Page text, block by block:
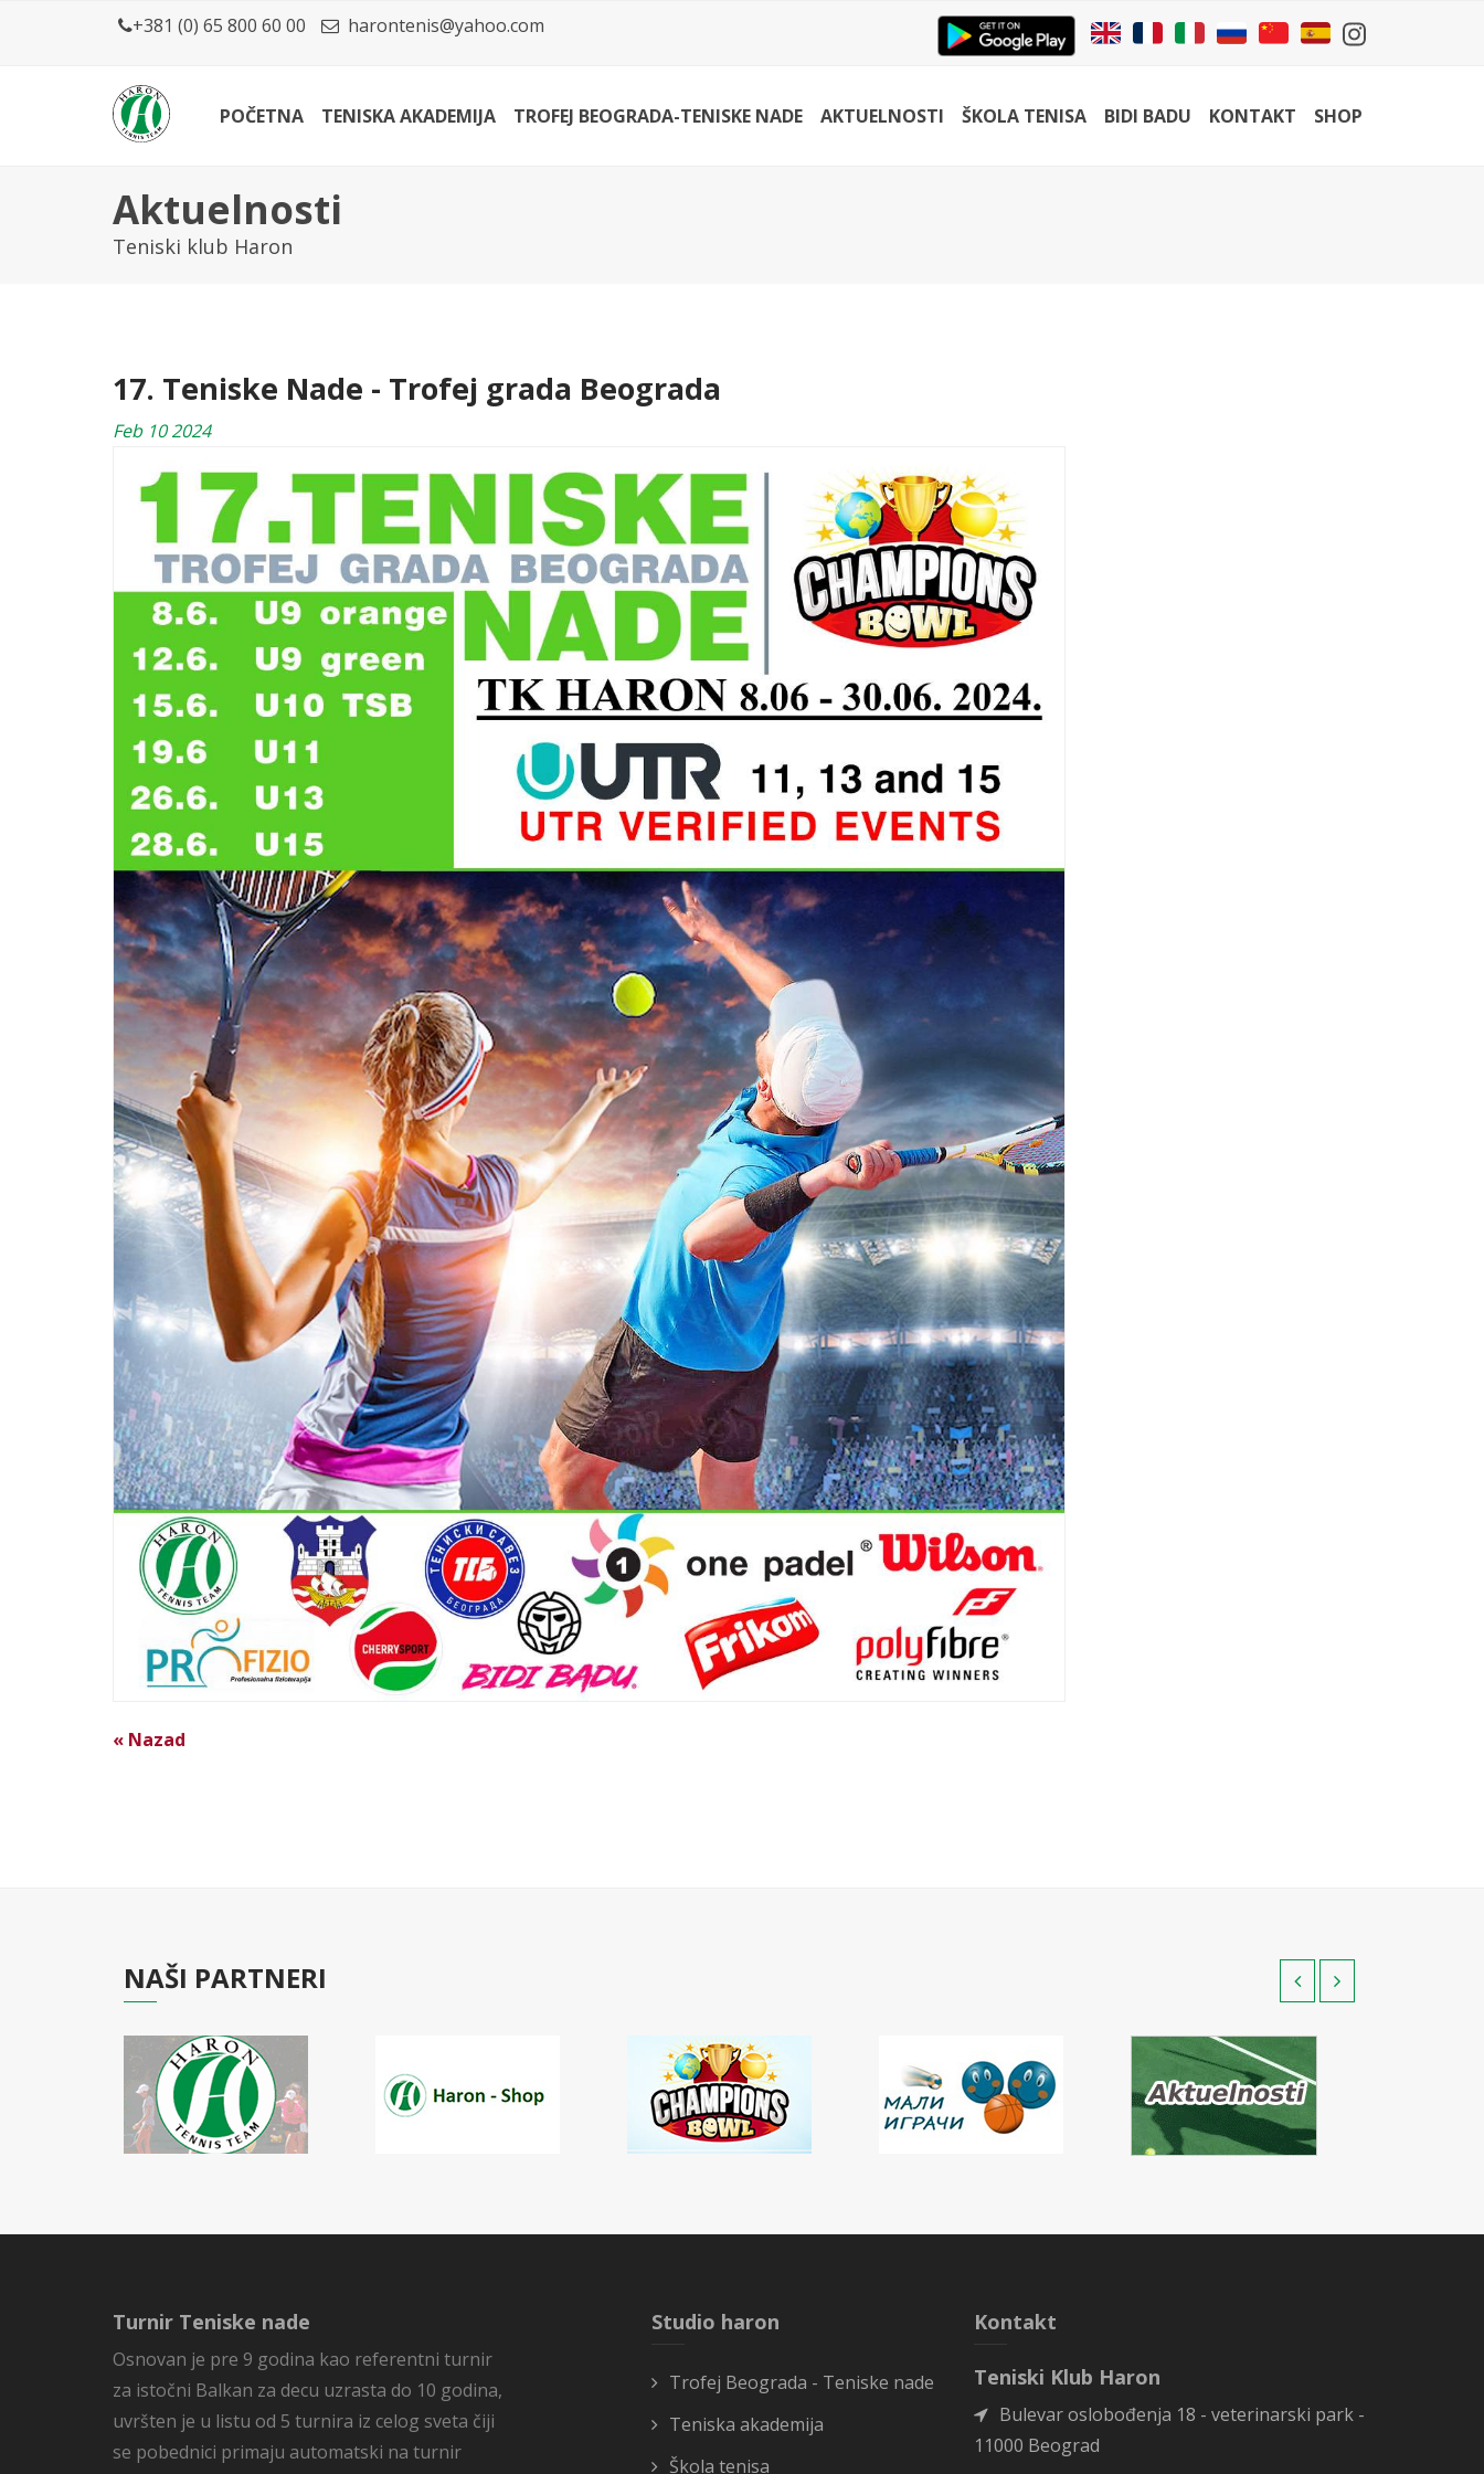
+381 (0) 65 800 60 00 harontenis@yahoo.com
POČETNA TENISKA AKADEMIJA TROFEJ BEOGRADA-TENISKE NADE AKTUELNOSTI ŠKOLA TENISA BIDI BADU KONTAKT SHOP
Aktuelnosti
Teniski klub Haron
17. Teniske Nade - Trofej grada Beograda
Feb 10 2024
« Nazad
NAŠI PARTNERI
Turnir Teniske nade
Osnovan je pre 9 godina kao referentni turnir
za istočni Balkan za decu uzrasta do 10 godina,
uvršten je u listu od 5 turnira iz celog sveta čiji
se pobednici primaju automatski na turnir
Studio haron
Trofej Beograda - Teniske nade
Teniska akademija
Škola tenisa
Kontakt
Teniski Klub Haron
Bulevar oslobođenja 18 - veterinarski park -
11000 Beograd